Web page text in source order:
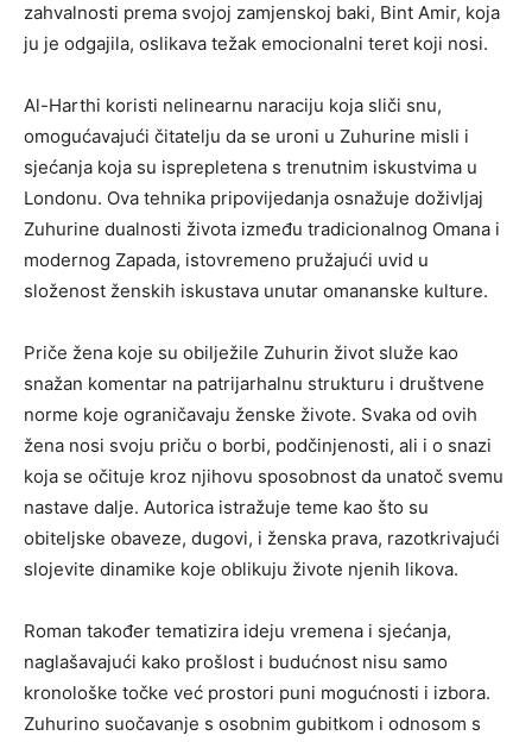
zahvalnosti prema svojoj zamjenskoj baki, Bint Amir, koja
ju je odgajila, oslikava težak emocionalni teret koji nosi.
Al-Harthi koristi nelinearnu naraciju koja sliči snu,
omogućavajući čitatelju da se uroni u Zuhurine misli i
sjećanja koja su isprepletena s trenutnim iskustvima u
Londonu. Ova tehnika pripovijedanja osnažuje doživljaj
Zuhurine dualnosti života između tradicionalnog Omana i
modernog Zapada, istovremeno pružajući uvid u
složenost ženskih iskustava unutar omananske kulture.
Priče žena koje su obilježile Zuhurin život služe kao
snažan komentar na patrijarhalnu strukturu i društvene
norme koje ograničavaju ženske živote. Svaka od ovih
žena nosi svoju priču o borbi, podčinjenosti, ali i o snazi
koja se očituje kroz njihovu sposobnost da unatoč svemu
nastave dalje. Autorica istražuje teme kao što su
obiteljske obaveze, dugovi, i ženska prava, razotkrivajući
slojevite dinamike koje oblikuju živote njenih likova.
Roman također tematizira ideju vremena i sjećanja,
naglašavajući kako prošlost i budućnost nisu samo
kronološke točke već prostori puni mogućnosti i izbora.
Zuhurino suočavanje s osobnim gubitkom i odnosom s